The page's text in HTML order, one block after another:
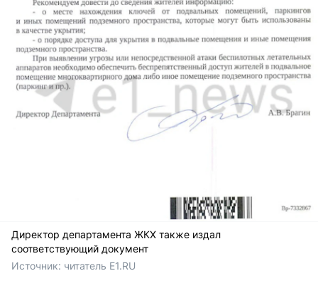
Директор департамента ЖКХ также издал
соответствующий документ
Источник: читатель E1.RU